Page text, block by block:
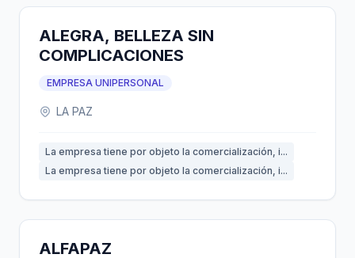
ALEGRA, BELLEZA SIN
COMPLICACIONES
EMPRESA UNIPERSONAL
LA PAZ
La empresa tiene por objeto la comercialización, i...
La empresa tiene por objeto la comercialización, i...
ALFAPAZ